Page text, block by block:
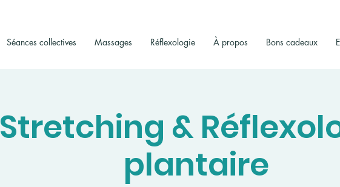
Séances collectives Massages Réflexologie À propos Bons cadeaux
Stretching &
plantaire